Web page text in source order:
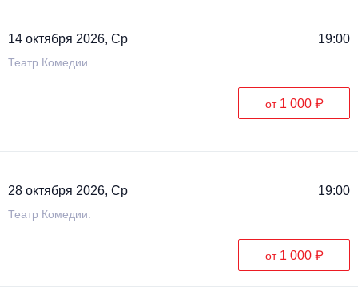
14 октября 2026, Ср 19:00
Театр Комедии.
от 1 000 ₽
28 октября 2026, Ср 19:00
Театр Комедии.
от 1 000 ₽